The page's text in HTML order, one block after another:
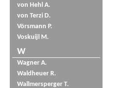
von Hehl A.
von Terzi D.
Vörsmann P.
Voskuijl M.
W
Wagner A.
Waldheuer R.
Wallmersperger T.